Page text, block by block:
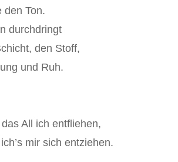
den Ton.
durchdringt
den Stoff,
und Ruh.
das All ich entfliehen,
mir sich entziehen.